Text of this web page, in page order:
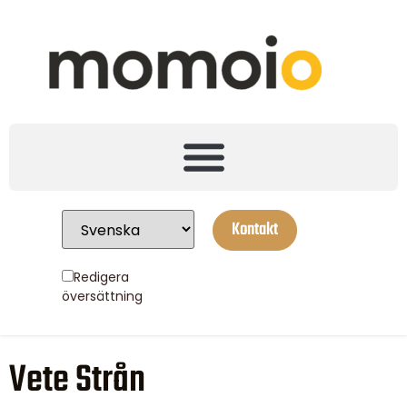
Redigera
översättning
Kontakt
Vete Strån